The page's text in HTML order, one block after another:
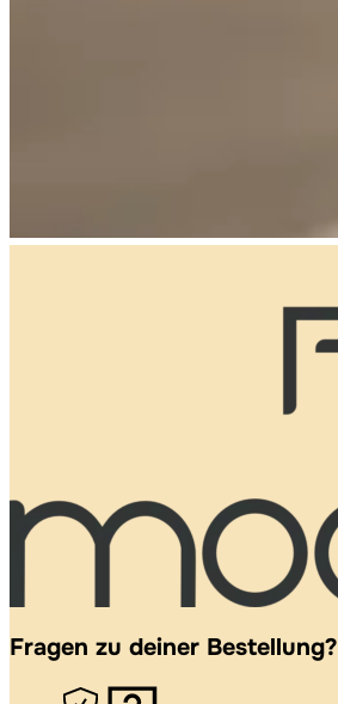
Fragen zu deiner Bestellung?